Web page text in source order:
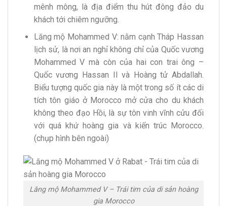
mênh mông, là địa điểm thu hút đông đảo du
khách tới chiêm ngưỡng.
Lăng mộ Mohammed V: nằm cạnh Tháp Hassan
lịch sử, là nơi an nghỉ không chỉ của Quốc vương
Mohammed V mà còn của hai con trai ông –
Quốc vương Hassan II và Hoàng tử Abdallah.
Biểu tượng quốc gia này là một trong số ít các di
tích tôn giáo ở Morocco mở cửa cho du khách
không theo đạo Hồi, là sự tôn vinh vĩnh cửu đối
với quá khứ hoàng gia và kiến ​​trúc Morocco.
(chụp hình bên ngoài)
Lăng mộ Mohammed V – Trái tim của di sản hoàng
gia Morocco